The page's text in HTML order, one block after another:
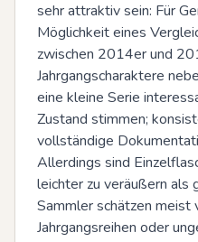
sehr attraktiv sein: Für
Möglichkeit eines
zwischen 2014er und
Jahrgangscharaktere
eine kleine Serie
Zustand stimmen;
vollständige
Allerdings sind
leichter zu veräußern
Sammler schätzen meist
Jahrgangsreihen oder